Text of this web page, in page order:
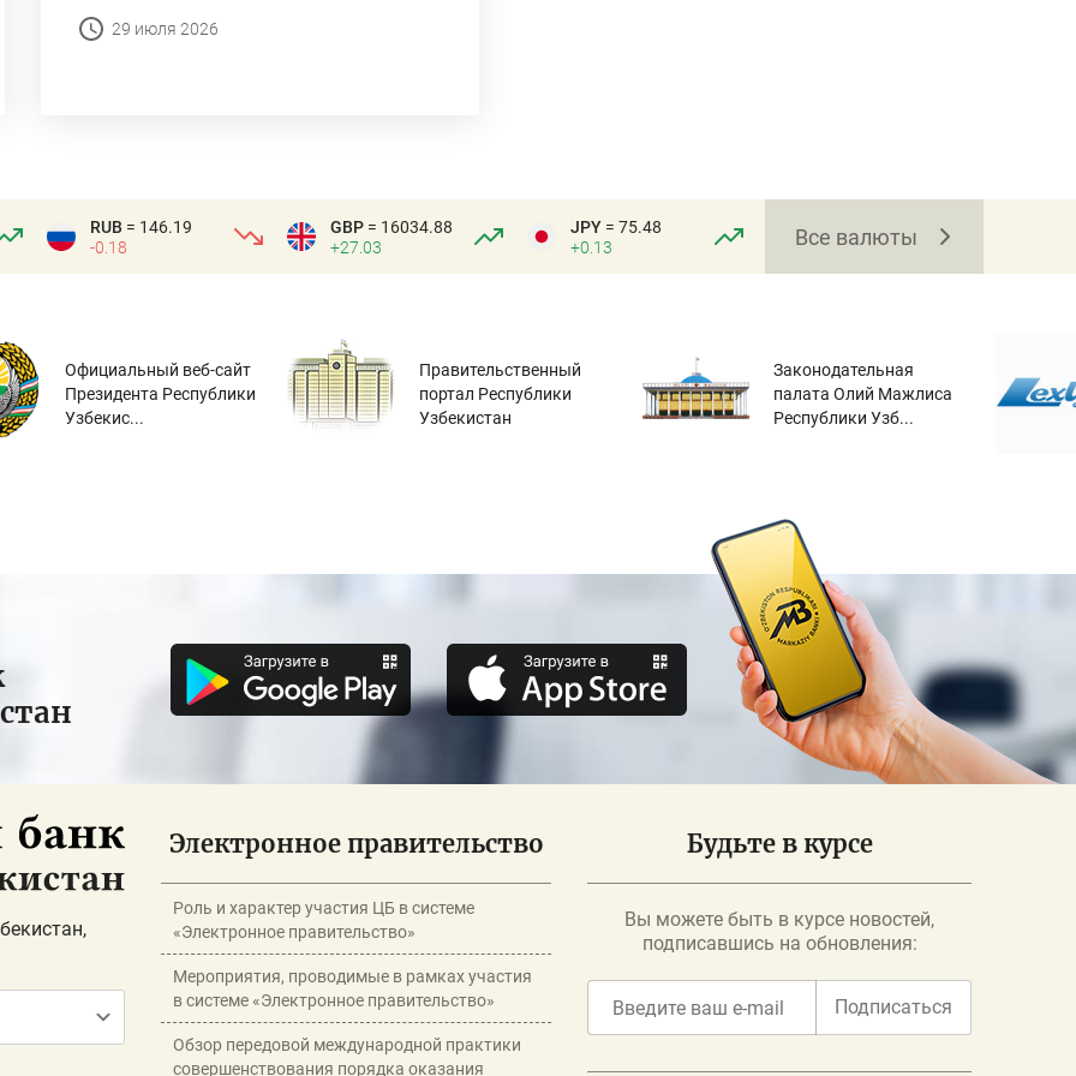
29 июля 2026
RUB = 146.19
-0.18
GBP = 16034.88
+27.03
JPY = 75.48
+0.13
Все валюты
Официальный веб-сайт
Президента Республики
Узбекис...
Правительственный
портал Республики
Узбекистан
Законодательная
палата Олий Мажлиса
Республики Узб...
Электронное правительство
Роль и характер участия ЦБ в системе
«Электронное правительство»
Мероприятия, проводимые в рамках участия
в системе «Электронное правительство»
Обзор передовой международной практики
совершенствования порядка оказания
Будьте в курсе
Вы можете быть в курсе новостей,
подписавшись на обновления:
Подписаться